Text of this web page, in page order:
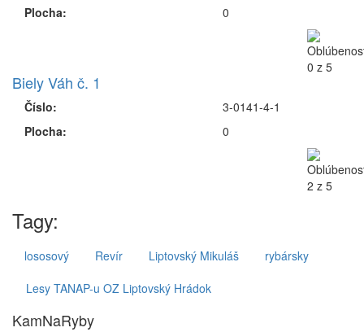
Plocha:
0
Biely Váh č. 1
Číslo:
Plocha:
3-0141-4-1
0
Tagy:
lososový Revír Liptovský Mikuláš
rybársky
Lesy TANAP-u OZ Liptovský Hrádok
KamNaRyby